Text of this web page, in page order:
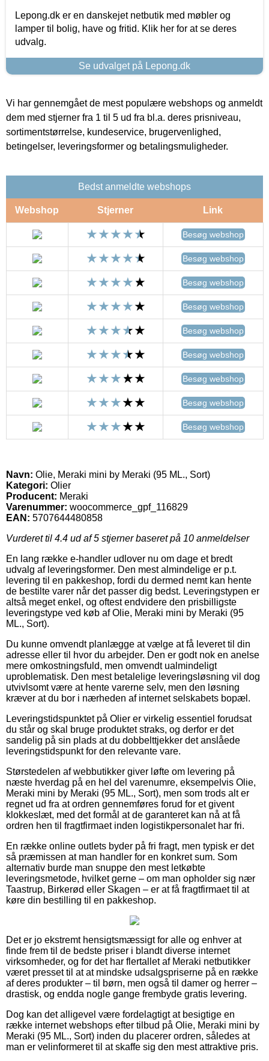
Lepong.dk er en danskejet netbutik med møbler og
lamper til bolig, have og fritid. Klik her for at se deres
udvalg.
Se udvalget på Lepong.dk
Vi har gennemgået de mest populære webshops og anmeldt
dem med stjerner fra 1 til 5 ud fra bl.a. deres prisniveau,
sortimentstørrelse, kundeservice, brugervenlighed,
betingelser, leveringsformer og betalingsmuligheder.
Bedst anmeldte webshops
Webshop Stjerner Link
Besøg webshop
Besøg webshop
Besøg webshop
Besøg webshop
Besøg webshop
Besøg webshop
Besøg webshop
Besøg webshop
Besøg webshop
Navn: Olie, Meraki mini by Meraki (95 ML., Sort)
Kategori: Olier
Producent: Meraki
Varenummer: woocommerce_gpf_116829
EAN: 5707644480858
Vurderet til 4.4 ud af 5 stjerner baseret på 10 anmeldelser
En lang række e-handler udlover nu om dage et bredt
udvalg af leveringsformer. Den mest almindelige er p.t.
levering til en pakkeshop, fordi du dermed nemt kan hente
de bestilte varer når det passer dig bedst. Leveringstypen er
altså meget enkel, og oftest endvidere den prisbilligste
leveringstype ved køb af Olie, Meraki mini by Meraki (95
ML., Sort).
Du kunne omvendt planlægge at vælge at få leveret til din
adresse eller til hvor du arbejder. Den er godt nok en anelse
mere omkostningsfuld, men omvendt ualmindeligt
uproblematisk. Den mest betalelige leveringsløsning vil dog
utvivlsomt være at hente varerne selv, men den løsning
kræver at du bor i nærheden af internet selskabets bopæl.
Leveringstidspunktet på Olier er virkelig essentiel forudsat
du står og skal bruge produktet straks, og derfor er det
sandelig på sin plads at du dobbelttjekker det anslåede
leveringstidspunkt for den relevante vare.
Størstedelen af webbutikker giver løfte om levering på
næste hverdag på en hel del varenumre, eksempelvis Olie,
Meraki mini by Meraki (95 ML., Sort), men som trods alt er
regnet ud fra at ordren gennemføres forud for et givent
klokkeslæt, med det formål at de garanteret kan nå at få
ordren hen til fragtfirmaet inden logistikpersonalet har fri.
En række online outlets byder på fri fragt, men typisk er det
så præmissen at man handler for en konkret sum. Som
alternativ burde man snuppe den mest letkøbte
leveringsmetode, hvilket gerne – om man opholder sig nær
Taastrup, Birkerød eller Skagen – er at få fragtfirmaet til at
køre din bestilling til en pakkeshop.
Det er jo ekstremt hensigtsmæssigt for alle og enhver at
finde frem til de bedste priser i blandt diverse internet
virksomheder, og for det har flertallet af Meraki netbutikker
været presset til at at mindske udsalgspriserne på en række
af deres produkter – til børn, men også til damer og herrer –
drastisk, og endda nogle gange frembyde gratis levering.
Dog kan det alligevel være fordelagtigt at besigtige en
række internet webshops efter tilbud på Olie, Meraki mini by
Meraki (95 ML., Sort) inden du placerer ordren, således at
man er velinformeret til at skaffe sig den mest attraktive pris.